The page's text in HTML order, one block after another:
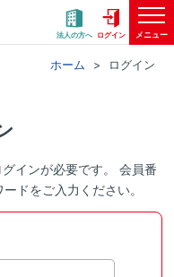
法人の方へ ログイン メニュー
ホーム ログイン
インが必要です。 会員番
ドをご入力ください。